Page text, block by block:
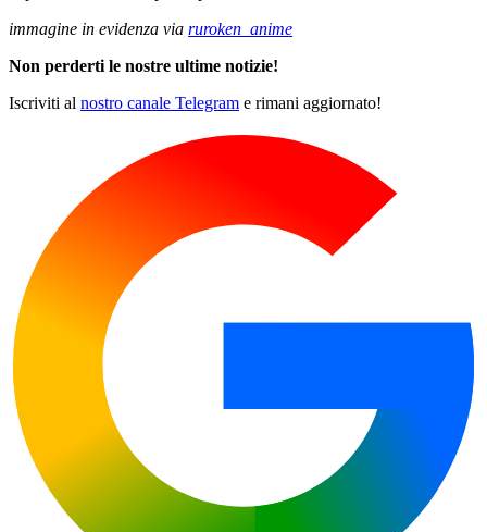
immagine in evidenza via ruroken_anime
Non perderti le nostre ultime notizie!
Iscriviti al nostro canale Telegram e rimani aggiornato!